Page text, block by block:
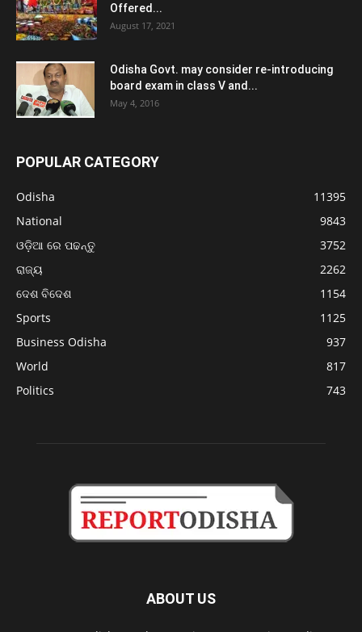
Offered...
August 17, 2021
Odisha Govt. may consider re-introducing
board exam in class V and...
May 4, 2016
POPULAR CATEGORY
Odisha
11395
National
9843
ଓଡ଼ିଆ ରେ ପଢନ୍ତୁ
3752
ରାଜ୍ୟ
2262
ଦେଶ ବିଦେଶ
1154
Sports
1125
Business Odisha
937
World
817
Politics
743
ABOUT US